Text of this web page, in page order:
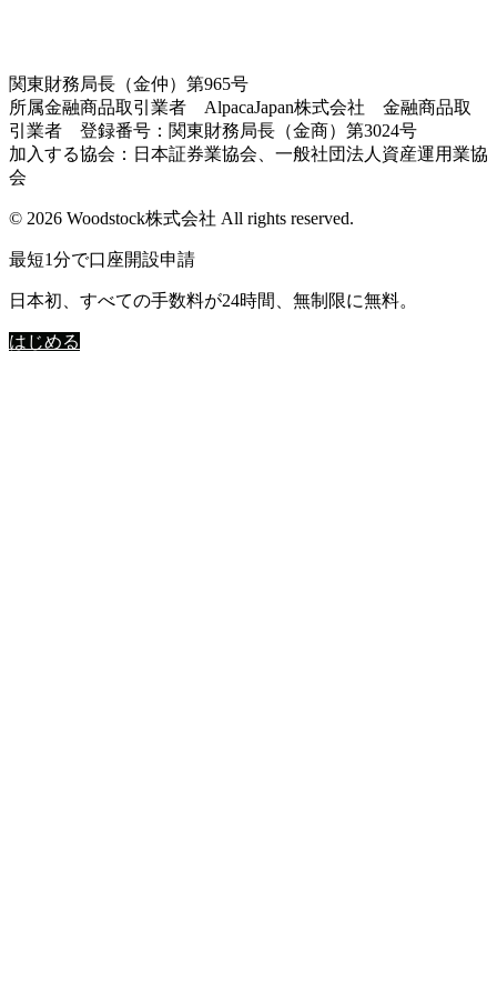
関東財務局長（金仲）第965号
所属金融商品取引業者 AlpacaJapan株式会社 金融商品取
引業者 登録番号：関東財務局長（金商）第3024号
加入する協会：日本証券業協会、一般社団法人資産運用業協
会
© 2026 Woodstock株式会社 All rights reserved.
最短1分で口座開設申請
日本初、すべての手数料が24時間、無制限に無料。
はじめる